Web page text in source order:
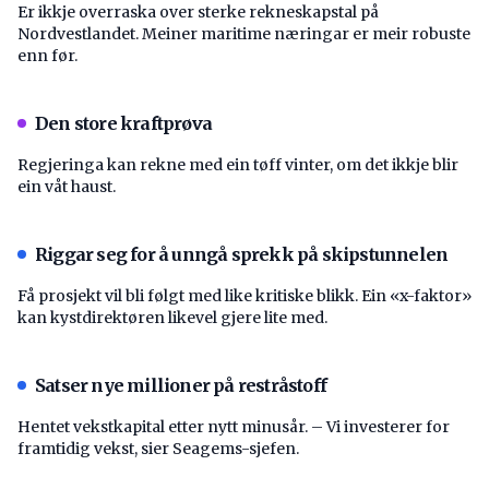
Er ikkje overraska over sterke rekneskapstal på
Nordvestlandet. Meiner maritime næringar er meir robuste
enn før.
Den store kraftprøva
Regjeringa kan rekne med ein tøff vinter, om det ikkje blir
ein våt haust.
Riggar seg for å unngå sprekk på skipstunnelen
Få prosjekt vil bli følgt med like kritiske blikk. Ein «x-faktor»
kan kystdirektøren likevel gjere lite med.
Satser nye millioner på restråstoff
Hentet vekstkapital etter nytt minusår. – Vi investerer for
framtidig vekst, sier Seagems-sjefen.